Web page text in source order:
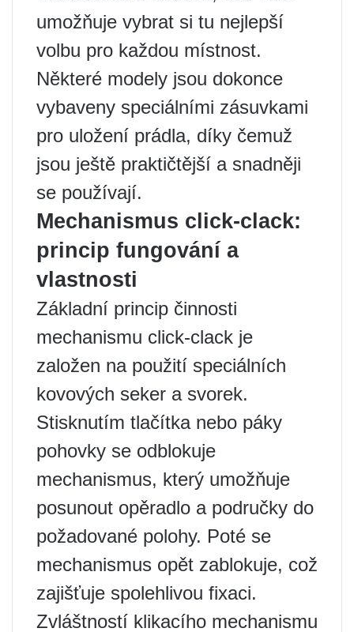
umožňuje vybrat si tu nejlepší
volbu pro každou místnost.
Některé modely jsou dokonce
vybaveny speciálními zásuvkami
pro uložení prádla, díky čemuž
jsou ještě praktičtější a snadněji
se používají.
Mechanismus click-clack:
princip fungování a
vlastnosti
Základní princip činnosti
mechanismu click-clack je
založen na použití speciálních
kovových seker a svorek.
Stisknutím tlačítka nebo páky
pohovky se odblokuje
mechanismus, který umožňuje
posunout opěradlo a područky do
požadované polohy. Poté se
mechanismus opět zablokuje, což
zajišťuje spolehlivou fixaci.
Zvláštností klikacího mechanismu